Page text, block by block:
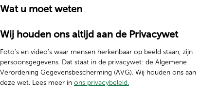
Wat u moet weten
Wij houden ons altijd aan de Privacywet
Foto’s en video’s waar mensen herkenbaar op beeld staan, zijn
persoonsgegevens. Dat staat in de privacywet: de Algemene
Verordening Gegevensbescherming (AVG). Wij houden ons aan
deze wet. Lees meer in ons privacybeleid.